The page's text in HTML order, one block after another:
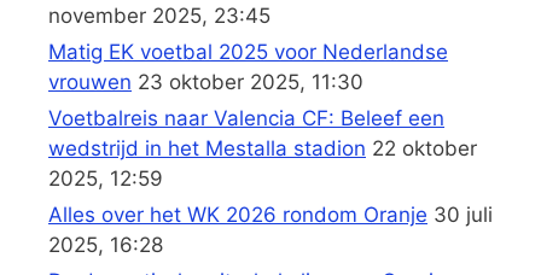
november 2025, 23:45
Matig EK voetbal 2025 voor Nederlandse
vrouwen 23 oktober 2025, 11:30
Voetbalreis naar Valencia CF: Beleef een
wedstrijd in het Mestalla stadion 22 oktober
2025, 12:59
Alles over het WK 2026 rondom Oranje 30 juli
2025, 16:28